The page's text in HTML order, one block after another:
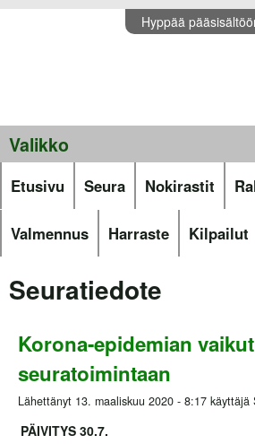
Hyppää
Valikko
Etusivu Seura Nokirastit
Valmennus Harraste Kilpailut
Seuratiedote
Korona-epidemian
seuratoimintaan
Lähettänyt 13. maaliskuu 2020 - 8:17 käyttäjä
PÄIVITYS 30.7.